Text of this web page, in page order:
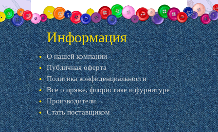
Информация
О нашей компании
Публичная оферта
Политика конфиденциальности
Все о пряже, флористике и фурнитуре
Производители
Стать поставщиком